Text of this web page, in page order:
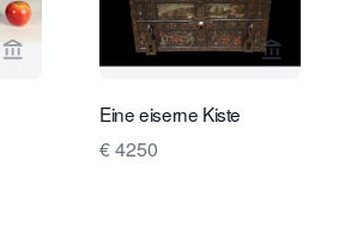
Verkaeuferseite von Limburg
Eine eiserne Kiste
€ 4250